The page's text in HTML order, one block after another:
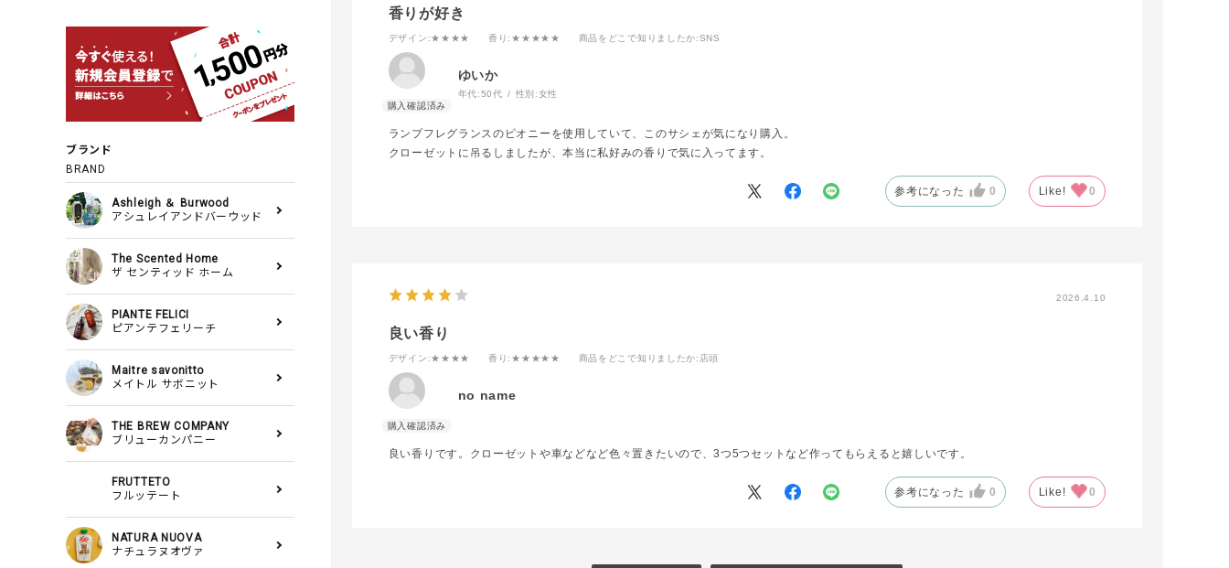
ブランド
BRAND
Ashleigh ＆ Burwood
アシュレイアンドバーウッド
The Scented Home
ザ センティッド ホーム
PIANTE FELICI
ピアンテフェリーチ
Maitre savonitto
メイトル サボニット
THE BREW COMPANY
ブリューカンパニー
FRUTTETO
フルッテート
NATURA NUOVA
ナチュラヌオヴァ
香りが好き
デザイン :★★★★ 香り :★★★★★ 商品をどこで知りましたか:SNS
ゆいか
年代:50代 性別:女性
ランプフレグランスのピオニーを使用していて、このサシェが気になり購入。
クローゼットに吊るしましたが、本当に私好みの香りで気に入ってます。
参考になった 0 Like! 0
2026.4.10
良い香り
デザイン :★★★★ 香り :★★★★★ 商品をどこで知りましたか:店頭
no name
良い香りです。クローゼットや車などなど色々置きたいので、3つ5つセットなど作ってもらえると嬉しいです。
参考になった 0 Like! 0